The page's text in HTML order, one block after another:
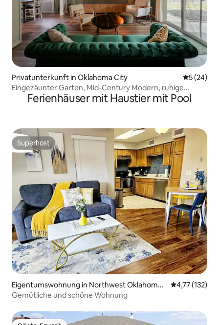
Privatunterkunft in Oklahoma City
5 (24)
Eingezäunter Garten, Mid-Century Modern, ruhige
GegendFerienhäuser mit Haustier mit Pool
Superhost
Superhost
Eigentumswohnung in Northwest Oklahoma
City
4,77 (132)
Gemütliche und schöne Wohnung